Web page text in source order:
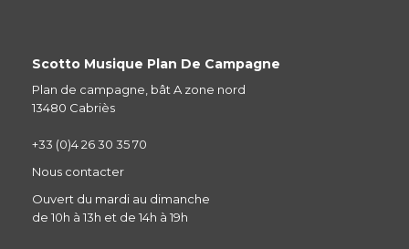
Scotto Musique Plan De Campagne
Plan de campagne, bât A zone nord
13480 Cabriès
+33 (0)4 26 30 35 70
Nous contacter
Ouvert du mardi au dimanche
de 10h à 13h et de 14h à 19h